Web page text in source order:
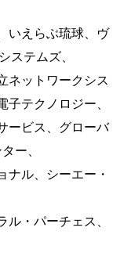
いえらぶ琉球、ヴ
ステムズ、
ネットワークシス
テクノロジー、
ービス、グローバ
ー、
ナル、シーエー・
・パーチェス、